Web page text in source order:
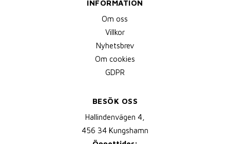
INFORMATION
Om oss
Villkor
Nyhetsbrev
Om cookies
GDPR
BESÖK OSS
Hallindenvägen 4,
456 34 Kungshamn